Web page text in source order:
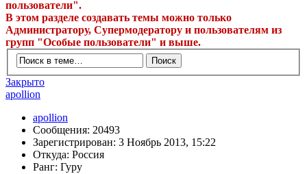
пользователи".
В этом разделе создавать темы можно только
Администратору, Супермодератору и пользователям из
групп "Особые пользователи" и выше.
Закрыто
apollion
apollion
Сообщения: 20493
Зарегистрирован: 3 Ноябрь 2013, 15:22
Откуда: Россия
Ранг: Гуру